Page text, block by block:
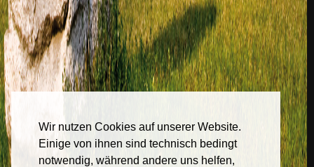
Wir nutzen Cookies auf unserer Website.
Einige von ihnen sind technisch bedingt
notwendig, während andere uns helfen,